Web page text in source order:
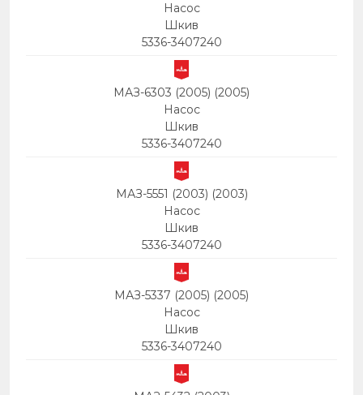
Насос
Шкив
5336-3407240
МАЗ-6303 (2005) (2005)
Насос
Шкив
5336-3407240
МАЗ-5551 (2003) (2003)
Насос
Шкив
5336-3407240
МАЗ-5337 (2005) (2005)
Насос
Шкив
5336-3407240